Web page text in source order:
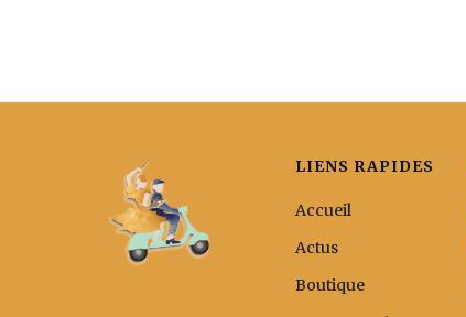
LIENS RAPIDES
Accueil
Actus
Boutique